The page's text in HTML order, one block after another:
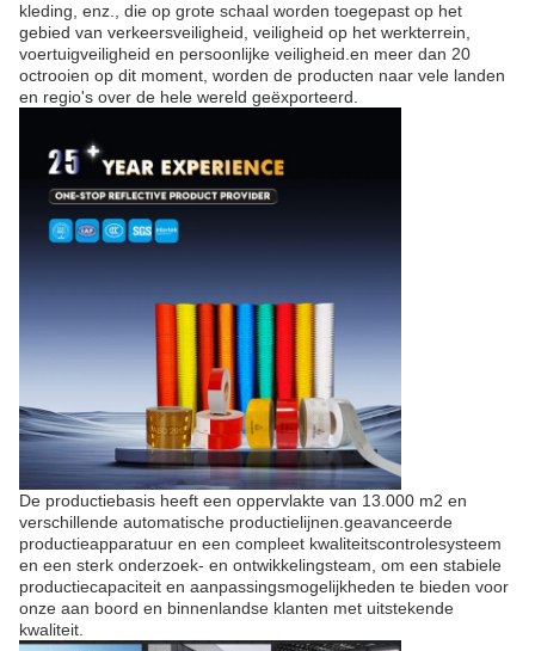
kleding, enz., die op grote schaal worden toegepast op het
gebied van verkeersveiligheid, veiligheid op het werkterrein,
voertuigveiligheid en persoonlijke veiligheid.en meer dan 20
octrooien op dit moment, worden de producten naar vele landen
en regio's over de hele wereld geëxporteerd.
De productiebasis heeft een oppervlakte van 13.000 m2 en
verschillende automatische productielijnen.geavanceerde
productieapparatuur en een compleet kwaliteitscontrolesysteem
en een sterk onderzoek- en ontwikkelingsteam, om een stabiele
productiecapaciteit en aanpassingsmogelijkheden te bieden voor
onze aan boord en binnenlandse klanten met uitstekende
kwaliteit.